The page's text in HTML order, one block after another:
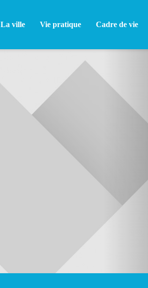
La ville Vie pratique Cadre de vie